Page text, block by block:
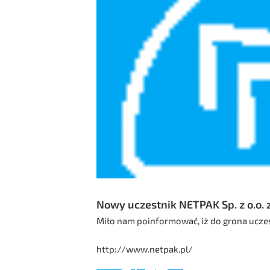
Nowy uczestnik NETPAK Sp. z o.o.
Miło nam poinformować, iż do grona
http://www.netpak.pl/